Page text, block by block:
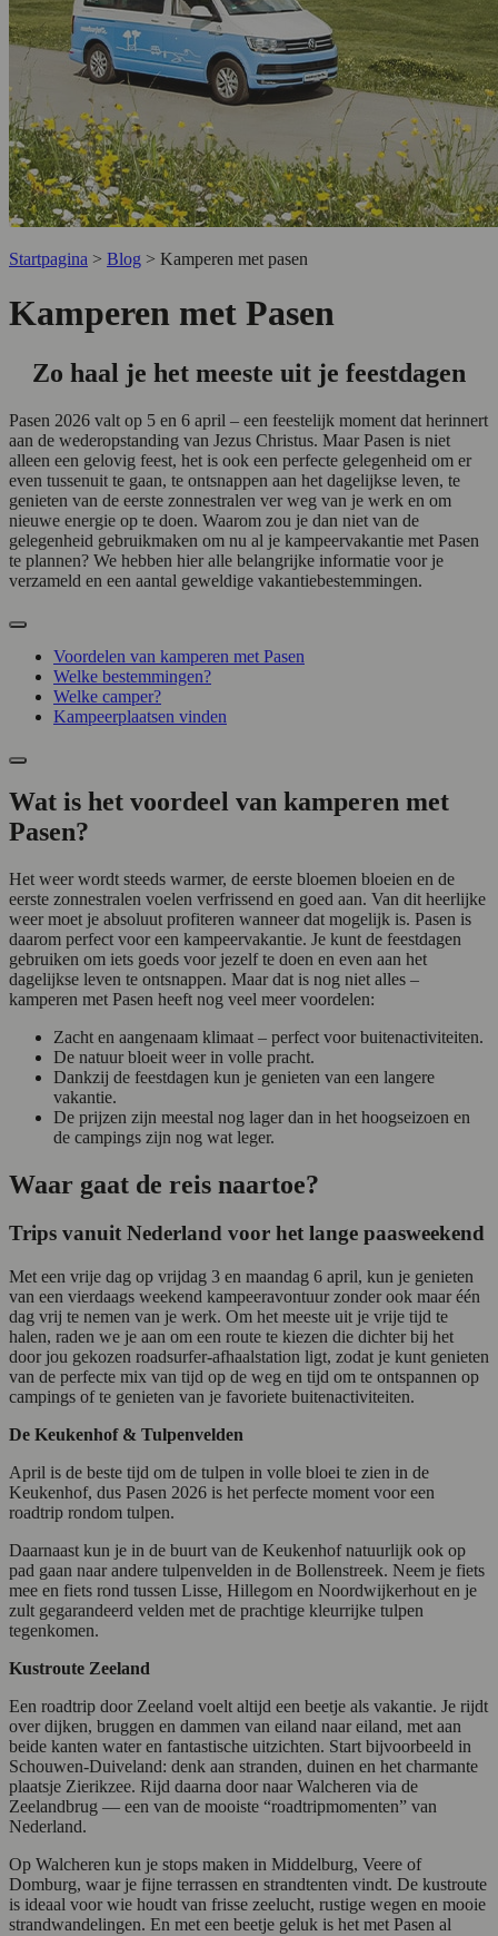
Startpagina > Blog > Kamperen met pasen
Kamperen met Pasen
Zo haal je het meeste uit je feestdagen
Pasen 2026 valt op 5 en 6 april – een feestelijk moment dat herinnert
aan de wederopstanding van Jezus Christus. Maar Pasen is niet
alleen een gelovig feest, het is ook een perfecte gelegenheid om er
even tussenuit te gaan, te ontsnappen aan het dagelijkse leven, te
genieten van de eerste zonnestralen ver weg van je werk en om
nieuwe energie op te doen. Waarom zou je dan niet van de
gelegenheid gebruikmaken om nu al je kampeervakantie met Pasen
te plannen? We hebben hier alle belangrijke informatie voor je
verzameld en een aantal geweldige vakantiebestemmingen.
Voordelen van kamperen met Pasen
Welke bestemmingen?
Welke camper?
Kampeerplaatsen vinden
Wat is het voordeel van kamperen met
Pasen?
Het weer wordt steeds warmer, de eerste bloemen bloeien en de
eerste zonnestralen voelen verfrissend en goed aan. Van dit heerlijke
weer moet je absoluut profiteren wanneer dat mogelijk is. Pasen is
daarom perfect voor een kampeervakantie. Je kunt de feestdagen
gebruiken om iets goeds voor jezelf te doen en even aan het
dagelijkse leven te ontsnappen. Maar dat is nog niet alles –
kamperen met Pasen heeft nog veel meer voordelen:
Zacht en aangenaam klimaat – perfect voor buitenactiviteiten.
De natuur bloeit weer in volle pracht.
Dankzij de feestdagen kun je genieten van een langere
vakantie.
De prijzen zijn meestal nog lager dan in het hoogseizoen en
de campings zijn nog wat leger.
Waar gaat de reis naartoe?
Trips vanuit Nederland voor het lange paasweekend
Met een vrije dag op vrijdag 3 en maandag 6 april, kun je genieten
van een vierdaags weekend kampeeravontuur zonder ook maar één
dag vrij te nemen van je werk. Om het meeste uit je vrije tijd te
halen, raden we je aan om een route te kiezen die dichter bij het
door jou gekozen roadsurfer-afhaalstation ligt, zodat je kunt genieten
van de perfecte mix van tijd op de weg en tijd om te ontspannen op
campings of te genieten van je favoriete buitenactiviteiten.
De Keukenhof & Tulpenvelden
April is de beste tijd om de tulpen in volle bloei te zien in de
Keukenhof, dus Pasen 2026 is het perfecte moment voor een
roadtrip rondom tulpen.
Daarnaast kun je in de buurt van de Keukenhof natuurlijk ook op
pad gaan naar andere tulpenvelden in de Bollenstreek. Neem je fiets
mee en fiets rond tussen Lisse, Hillegom en Noordwijkerhout en je
zult gegarandeerd velden met de prachtige kleurrijke tulpen
tegenkomen.
Kustroute Zeeland
Een roadtrip door Zeeland voelt altijd een beetje als vakantie. Je rijdt
over dijken, bruggen en dammen van eiland naar eiland, met aan
beide kanten water en fantastische uitzichten. Start bijvoorbeeld in
Schouwen-Duiveland: denk aan stranden, duinen en het charmante
plaatsje Zierikzee. Rijd daarna door naar Walcheren via de
Zeelandbrug — een van de mooiste “roadtripmomenten” van
Nederland.
Op Walcheren kun je stops maken in Middelburg, Veere of
Domburg, waar je fijne terrassen en strandtenten vindt. De kustroute
is ideaal voor wie houdt van frisse zeelucht, rustige wegen en mooie
strandwandelingen. En met een beetje geluk is het met Pasen al